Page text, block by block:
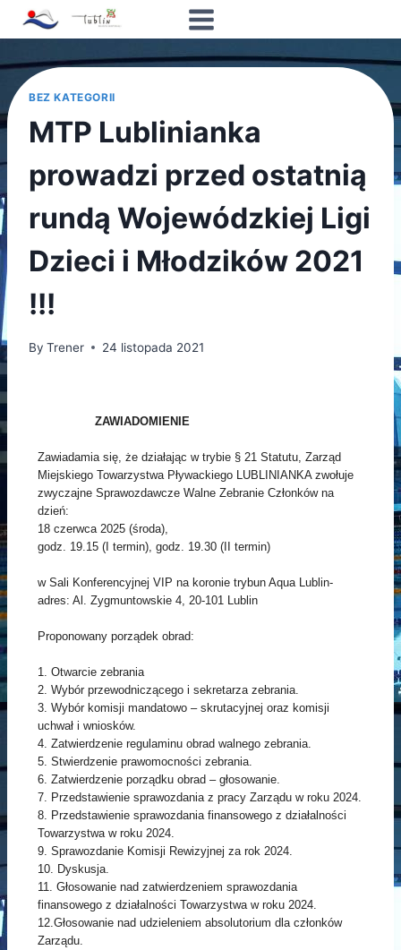
BEZ KATEGORII
MTP Lublinianka
prowadzi przed ostatnią
rundą Wojewódzkiej Ligi
Dzieci i Młodzików 2021
!!!
By Trener 24 listopada 2021
ZAWIADOMIENIE
Zawiadamia się, że działając w trybie § 21 Statutu, Zarząd
Miejskiego Towarzystwa Pływackiego LUBLINIANKA zwołuje
zwyczajne Sprawozdawcze Walne Zebranie Członków na
dzień:
18 czerwca 2025 (środa),
godz. 19.15 (I termin), godz. 19.30 (II termin)
w Sali Konferencyjnej VIP na koronie trybun Aqua Lublin-
adres: Al. Zygmuntowskie 4, 20-101 Lublin
Proponowany porządek obrad:
1. Otwarcie zebrania
2. Wybór przewodniczącego i sekretarza zebrania.
3. Wybór komisji mandatowo – skrutacyjnej oraz komisji
uchwał i wniosków.
4. Zatwierdzenie regulaminu obrad walnego zebrania.
5. Stwierdzenie prawomocności zebrania.
6. Zatwierdzenie porządku obrad – głosowanie.
7. Przedstawienie sprawozdania z pracy Zarządu w roku 2024.
8. Przedstawienie sprawozdania finansowego z działalności
Towarzystwa w roku 2024.
9. Sprawozdanie Komisji Rewizyjnej za rok 2024.
10. Dyskusja.
11. Głosowanie nad zatwierdzeniem sprawozdania
finansowego z działalności Towarzystwa w roku 2024.
12.Głosowanie nad udzieleniem absolutorium dla członków
Zarządu.